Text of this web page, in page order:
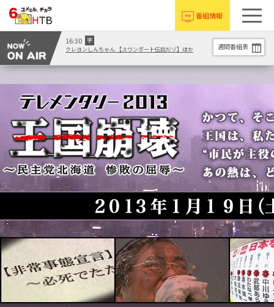
番組情報
16:30
字
クレヨンしんちゃん 【スワンボート伝説だゾ】ほか
週間番組表